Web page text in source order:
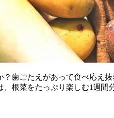
歯ごたえがあって食べ応え
根菜をたっぷり楽しむ1週間